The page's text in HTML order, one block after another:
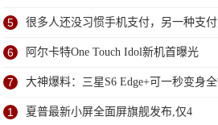
5 很多人还没习惯手机支付，另一种支
6 阿尔卡特One Touch Idol新机首曝光
7 大神爆料：三星S6 Edge+可一秒变身
1 夏普最新小屏全面屏旗舰发布,仅4